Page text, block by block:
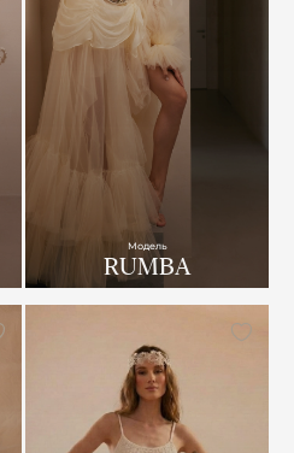
Модель
RUMBA